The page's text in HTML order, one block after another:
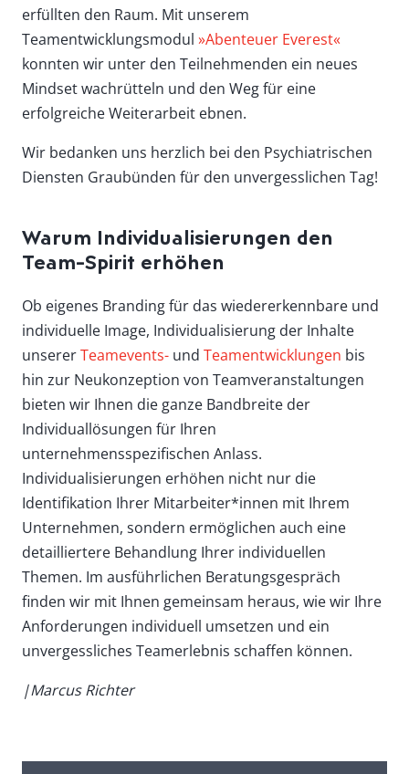
erfüllten den Raum. Mit unserem
Teamentwicklungsmodul »Abenteuer Everest«
konnten wir unter den Teilnehmenden ein neues
Mindset wachrütteln und den Weg für eine
erfolgreiche Weiterarbeit ebnen.
Wir bedanken uns herzlich bei den Psychiatrischen
Diensten Graubünden für den unvergesslichen Tag!
Warum Individualisierungen den
Team-Spirit erhöhen
Ob eigenes Branding für das wiedererkennbare und
individuelle Image, Individualisierung der Inhalte
unsererTeamevents- und Teamentwicklungen bis
hin zur Neukonzeption von Teamveranstaltungen
bieten wir Ihnen die ganze Bandbreite der
Individuallösungen für Ihren
unternehmensspezifischen Anlass.
Individualisierungen erhöhen nicht nur die
Identifikation Ihrer Mitarbeiter*innen mit Ihrem
Unternehmen, sondern ermöglichen auch eine
detailliertere Behandlung Ihrer individuellen
Themen. Im ausführlichen Beratungsgespräch
finden wir mit Ihnen gemeinsam heraus, wie wir Ihre
Anforderungen individuell umsetzen und ein
unvergessliches Teamerlebnis schaffen können.
|Marcus Richter